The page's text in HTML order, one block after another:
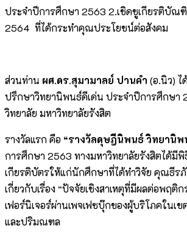
ประจำปีการศึกษา 2563 2.เชิดชูเกียรติบัณ
2564 ที่ได้กระทำคุณประโยชน์ต่อสังคม
ส่วนท่าน ผศ.ดร.สุมามาลย์ ปานคำ (อ.นิว) ไ
ปรึกษาวิทยานิพนธ์ดีเด่น ประจำปีการศึกษ
วิทยาลัย มหาวิทยาลัยรังสิต
รางวัลแรก คือ “รางวัลดุษฎีนิพนธ์ วิทยานิพ
การศึกษา 2563 ทางมหาวิทยาลัยรังสิตได้มี
เกียรติบัตรให้แก่นักศึกษาที่ได้ทำวิจัย คุณธีร
เกี่ยวกับเรื่อง “ปัจจัยเชิงสาเหตุที่มีผลต่อพฤติ
เฟอร์นิเจอร์ผ่านเพจเฟซบุ๊กของผู้บริโภคในเ
และปริมณฑล